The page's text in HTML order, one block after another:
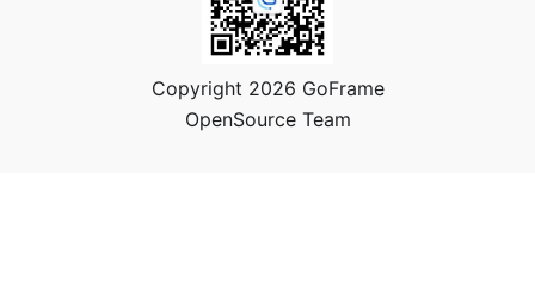
Copyright 2026 GoFrame
OpenSource Team